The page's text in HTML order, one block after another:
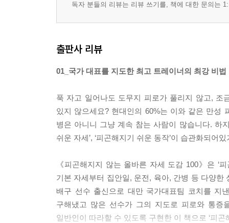
독자 분들의 리뷰는 리뷰 쓰기를, 책에 대한 문의는
출판사 리뷰
01_국가 대표를 지도한 최고 트레이너의 최강 비법
푹 자고 일어나도 도무지 피로가 풀리지 않고,
있지 않으세요? 현대인의 60%는 이와 같은 만성
병은 아니니 그냥 계속 참는 사람이 많습니다. 하
쉬운 자세’, ‘피곤해지기 쉬운 동작’이 습관화되어
《피곤해지지 않는 올바른 자세 도감 100》은 ‘
기본 자세부터 집안일, 운전, 육아, 간병 등 다양
배구 선수 출신으로 대만 국가대표팀 코치를 지
구해냈고 많은 선수가 그의 지도로 피로와 통증
일반인이 따라할 수 있도록 구현한 이 책으로 ‘피